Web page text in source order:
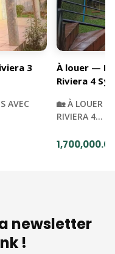
3
AVEC
À louer —
Riviera 4
🏡 À LOUER —
RIVIERA 4…
newsletter
!